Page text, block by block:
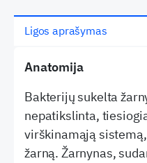
Ligos aprašymas
Anatomija
Bakterijų sukelta
nepatikslinta,
virškinamąją
žarną. Žarnynas,